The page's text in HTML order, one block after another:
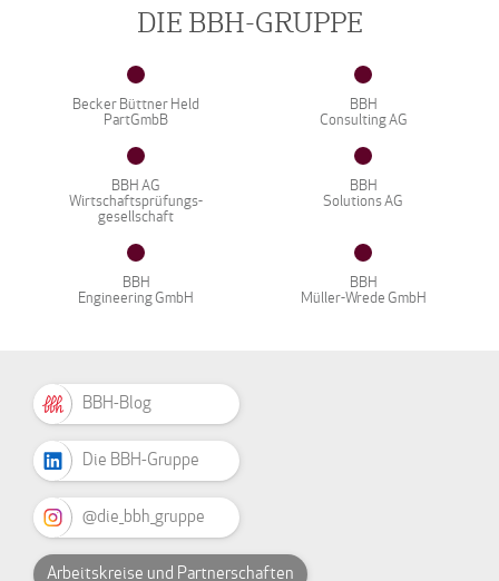
DIE BBH-GRUPPE
Becker Büttner Held
PartGmbB
BBH
Consulting AG
BBH AG
Wirtschaftsprüfungs-
gesellschaft
BBH
Solutions AG
BBH
Engineering GmbH
BBH
Müller-Wrede GmbH
BBH-Blog
Die BBH-Gruppe
@die_bbh_gruppe
Arbeitskreise und Partnerschaften